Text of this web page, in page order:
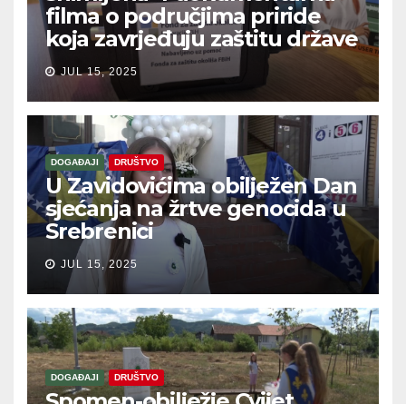
filma o područjima priride
koja zavrjeđuju zaštitu države
JUL 15, 2025
DOGAĐAJI DRUŠTVO
U Zavidovićima obilježen Dan
sjećanja na žrtve genocida u
Srebrenici
JUL 15, 2025
DOGAĐAJI DRUŠTVO